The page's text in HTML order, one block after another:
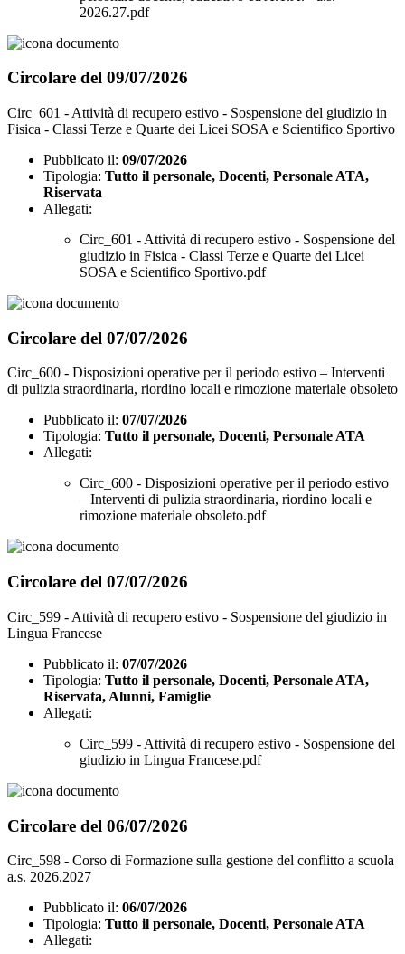
2026.27.pdf
Circolare del 09/07/2026
Circ_601 - Attività di recupero estivo - Sospensione del giudizio in
Fisica - Classi Terze e Quarte dei Licei SOSA e Scientifico Sportivo
Pubblicato il: 09/07/2026
Tipologia: Tutto il personale, Docenti, Personale ATA,
Riservata
Allegati:
Circ_601 - Attività di recupero estivo - Sospensione del
giudizio in Fisica - Classi Terze e Quarte dei Licei
SOSA e Scientifico Sportivo.pdf
Circolare del 07/07/2026
Circ_600 - Disposizioni operative per il periodo estivo – Interventi
di pulizia straordinaria, riordino locali e rimozione materiale obsoleto
Pubblicato il: 07/07/2026
Tipologia: Tutto il personale, Docenti, Personale ATA
Allegati:
Circ_600 - Disposizioni operative per il periodo estivo
– Interventi di pulizia straordinaria, riordino locali e
rimozione materiale obsoleto.pdf
Circolare del 07/07/2026
Circ_599 - Attività di recupero estivo - Sospensione del giudizio in
Lingua Francese
Pubblicato il: 07/07/2026
Tipologia: Tutto il personale, Docenti, Personale ATA,
Riservata, Alunni, Famiglie
Allegati:
Circ_599 - Attività di recupero estivo - Sospensione del
giudizio in Lingua Francese.pdf
Circolare del 06/07/2026
Circ_598 - Corso di Formazione sulla gestione del conflitto a scuola
a.s. 2026.2027
Pubblicato il: 06/07/2026
Tipologia: Tutto il personale, Docenti, Personale ATA
Allegati: